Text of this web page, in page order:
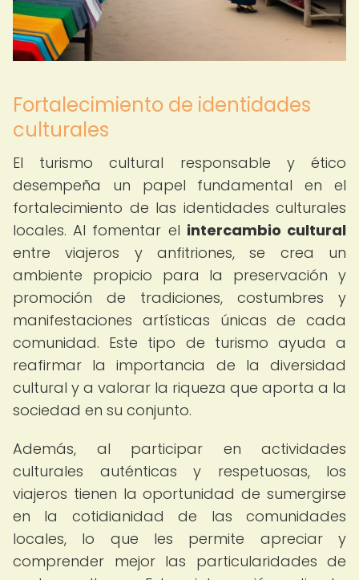
Fortalecimiento de identidades
culturales
El turismo cultural responsable y ético
desempeña un papel fundamental en el
fortalecimiento de las identidades culturales
locales. Al fomentar el intercambio cultural
entre viajeros y anfitriones, se crea un
ambiente propicio para la preservación y
promoción de tradiciones, costumbres y
manifestaciones artísticas únicas de cada
comunidad. Este tipo de turismo ayuda a
reafirmar la importancia de la diversidad
cultural y a valorar la riqueza que aporta a la
sociedad en su conjunto.
Además, al participar en actividades
culturales auténticas y respetuosas, los
viajeros tienen la oportunidad de sumergirse
en la cotidianidad de las comunidades
locales, lo que les permite apreciar y
comprender mejor las particularidades de